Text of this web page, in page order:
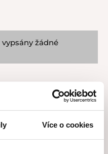
Více o cookies
žádné